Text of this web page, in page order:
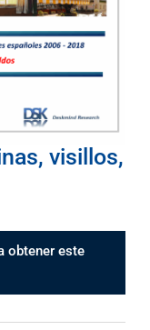
visillos,
obtener este